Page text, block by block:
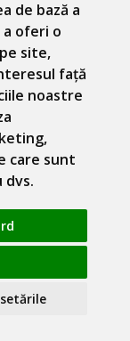
de bază a
oferi o
site,
față
noastre
,
care sunt
dvs.